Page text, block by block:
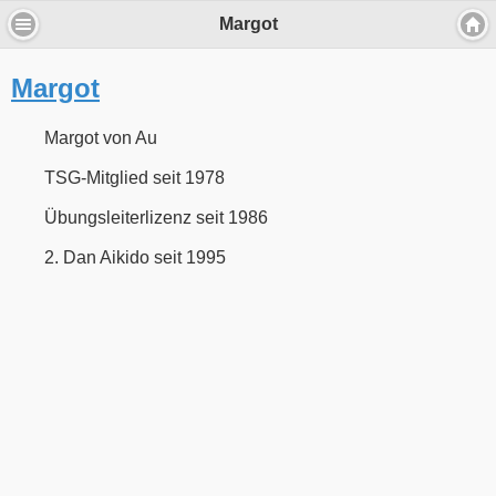
Wir verwenden Cookies, um Inhalte zu
personalisieren und die Zugriffe auf unsere
Einsatz von Cookies einverstanden
Margot
Margot
Margot von Au
TSG-Mitglied seit 1978
Übungsleiterlizenz seit 1986
2. Dan Aikido seit 1995